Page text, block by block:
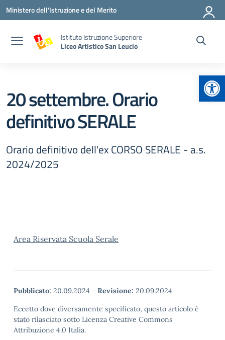
Vai ai contenuti
Vai al menu di navigazione
Vai al footer
Ministero dell'Istruzione e del Merito
Istituto Istruzione Superiore
Liceo Artistico San Leucio
20 settembre. Orario
definitivo SERALE
Orario definitivo dell'ex CORSO SERALE - a.s.
2024/2025
Area Riservata Scuola Serale
Pubblicato: 20.09.2024 - Revisione: 20.09.2024
Eccetto dove diversamente specificato, questo articolo è
stato rilasciato sotto Licenza Creative Commons
Attribuzione 4.0 Italia.